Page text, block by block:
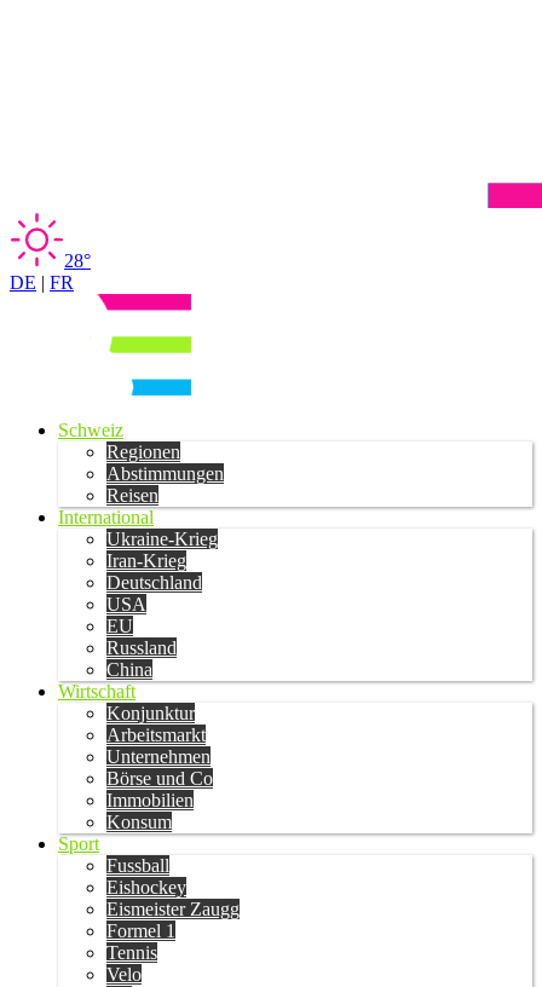
28°
DE | FR
Schweiz
Regionen
Abstimmungen
Reisen
International
Ukraine-Krieg
Iran-Krieg
Deutschland
USA
EU
Russland
China
Wirtschaft
Konjunktur
Arbeitsmarkt
Unternehmen
Börse und Co
Immobilien
Konsum
Sport
Fussball
Eishockey
Eismeister Zaugg
Formel 1
Tennis
Velo